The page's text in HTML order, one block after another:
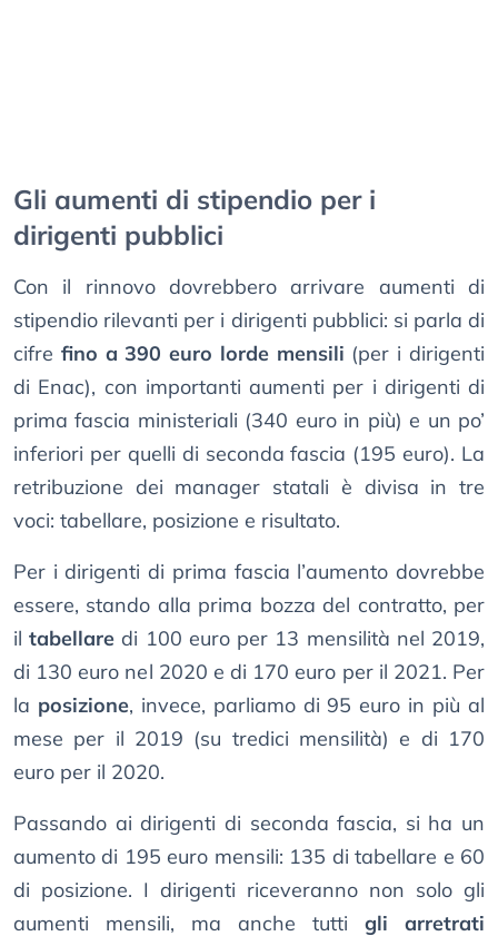
Gli aumenti di stipendio per i
dirigenti pubblici
Con il rinnovo dovrebbero arrivare aumenti di
stipendio rilevanti per i dirigenti pubblici: si parla di
cifre fino a 390 euro lorde mensili (per i dirigenti
di Enac), con importanti aumenti per i dirigenti di
prima fascia ministeriali (340 euro in più) e un po’
inferiori per quelli di seconda fascia (195 euro). La
retribuzione dei manager statali è divisa in tre
voci: tabellare, posizione e risultato.
Per i dirigenti di prima fascia l’aumento dovrebbe
essere, stando alla prima bozza del contratto, per
iltabellare di 100 euro per 13 mensilità nel 2019,
di 130 euro nel 2020 e di 170 euro per il 2021. Per
la posizione, invece, parliamo di 95 euro in più al
mese per il 2019 (su tredici mensilità) e di 170
euro per il 2020.
Passando ai dirigenti di seconda fascia, si ha un
aumento di 195 euro mensili: 135 di tabellare e 60
di posizione. I dirigenti riceveranno non solo gli
aumenti mensili, ma anche tutti gli arretrati